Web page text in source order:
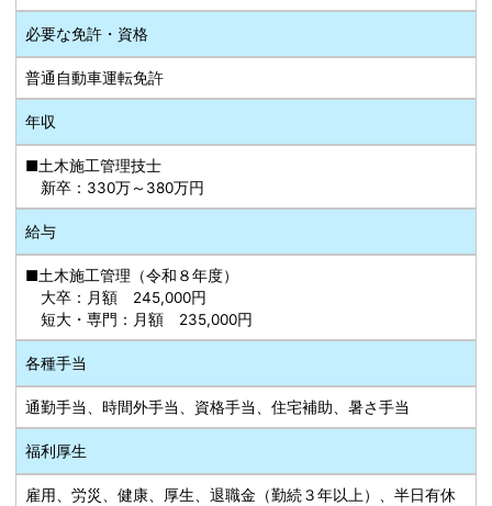
必要な免許・資格
普通自動車運転免許
年収
■土木施工管理技士
新卒：330万～380万円
給与
■土木施工管理（令和８年度）
大卒：月額 245,000円
短大・専門：月額 235,000円
各種手当
通勤手当、時間外手当、資格手当、住宅補助、暑さ手当
福利厚生
雇用、労災、健康、厚生、退職金（勤続３年以上）、半日有休